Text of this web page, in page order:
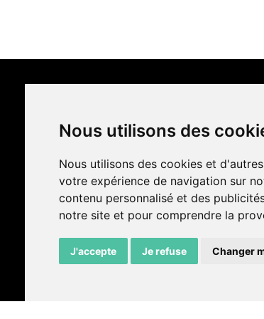
Nous utilisons des
Nous utilisons des cookies et
votre expérience de navigation sur
contenu personnalisé et des
notre site et pour comprendre la
J'accepte Je refuse Changer